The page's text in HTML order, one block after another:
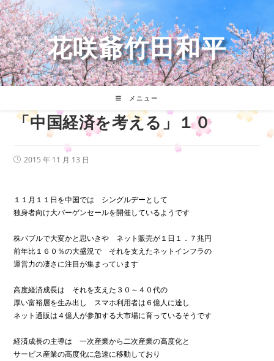
コ
ン
テ
ン
ツ
へ
ス
花咲爺竹田和平
メニュー
「中国経済を考える」１０
投
日:
2015 年 11 月 13 日
１１月１１日を中国では シングルデーとして
独身者向け大バーゲンセールを開催しているようです
株バブルで大変かと思いきや ネット販売が１日１．７兆円
前年比１６０％の大盛況で それを支えたネットインフラの
運営力の凄さに注目が集まっています
高度経済成長は それを支えた３０～４０代の
厚い富裕層を生み出し スマホ利用者は６億人に達し
ネット通販は４億人が参加する大市場に育っているそうです
経済成長の主導は 一次産業から二次産業の高度化と
サービス産業の高度化に急速に移動しており